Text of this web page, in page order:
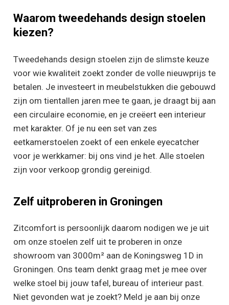
Waarom tweedehands design stoelen
kiezen?
Tweedehands design stoelen zijn de slimste keuze
voor wie kwaliteit zoekt zonder de volle nieuwprijs te
betalen. Je investeert in meubelstukken die gebouwd
zijn om tientallen jaren mee te gaan, je draagt bij aan
een circulaire economie, en je creëert een interieur
met karakter. Of je nu een set van zes
eetkamerstoelen zoekt of een enkele eyecatcher
voor je werkkamer: bij ons vind je het. Alle stoelen
zijn voor verkoop grondig gereinigd.
Zelf uitproberen in Groningen
Zitcomfort is persoonlijk daarom nodigen we je uit
om onze stoelen zelf uit te proberen in onze
showroom van 3000m² aan de Koningsweg 1D in
Groningen. Ons team denkt graag met je mee over
welke stoel bij jouw tafel, bureau of interieur past.
Niet gevonden wat je zoekt? Meld je aan bij onze